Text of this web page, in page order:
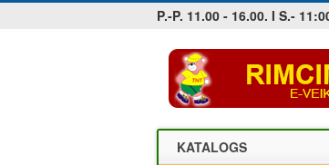
P.-P. 11.00 - 16.00. I S.-
Jobs at sea and maritime vacancies
KATALOGS